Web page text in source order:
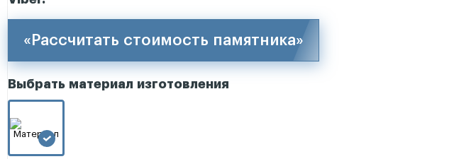
«Рассчитать стоимость памятника»
Выбрать материал изготовления